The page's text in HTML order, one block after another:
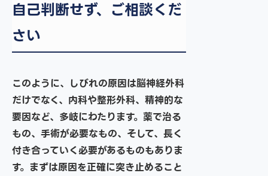
自己判断せず、ご相談くだ
さい
このように、しびれの原因は脳神経外科
だけでなく、内科や整形外科、精神的な
要因など、多岐にわたります。薬で治る
もの、手術が必要なもの、そして、長く
付き合っていく必要があるものもありま
す。まずは原因を正確に突き止めること